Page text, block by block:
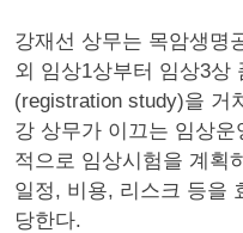
강재선 상무는 목암생명
외 임상1상부터 임상3상
(registration study)을 거
강 상무가 이끄는 임상
적으로 임상시험을 계획
일정, 비용, 리스크 등을
당한다.